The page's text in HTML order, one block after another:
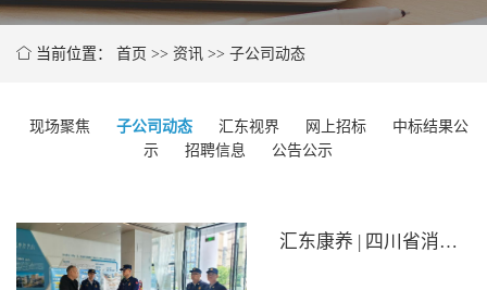
当前位置： 首页 >> 资讯 >> 子公司动态
现场聚焦 子公司动态 汇东视界 网上招标
中标结果公
示
招聘信息 公告公示
汇东康养 | 四川省消防救援总队检查组莅临瑞祥康养中心检查指导工作